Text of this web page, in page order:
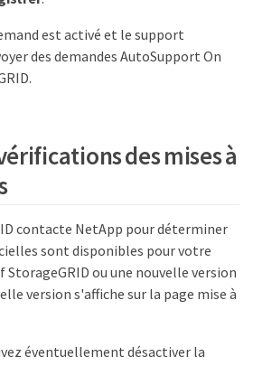
est activé et le support
des demandes AutoSupport On
des mises à
contacte NetApp pour déterminer
sont disponibles pour votre
StorageGRID ou une nouvelle version
version s'affiche sur la page mise à
éventuellement désactiver la